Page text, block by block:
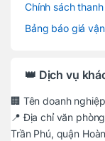
Chính sách
Bảng báo giá
👑 Dịch vụ
🏢 Tên doanh
📍 Địa chỉ văn
Trần Phú, quận